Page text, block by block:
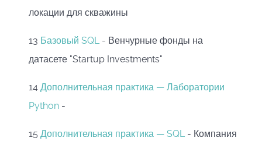
локации для скважины
13 Базовый SQL - Венчурные фонды на
датасете "Startup Investments"
14 Дополнительная практика — Лаборатории
Python -
15 Дополнительная практика — SQL - Компания